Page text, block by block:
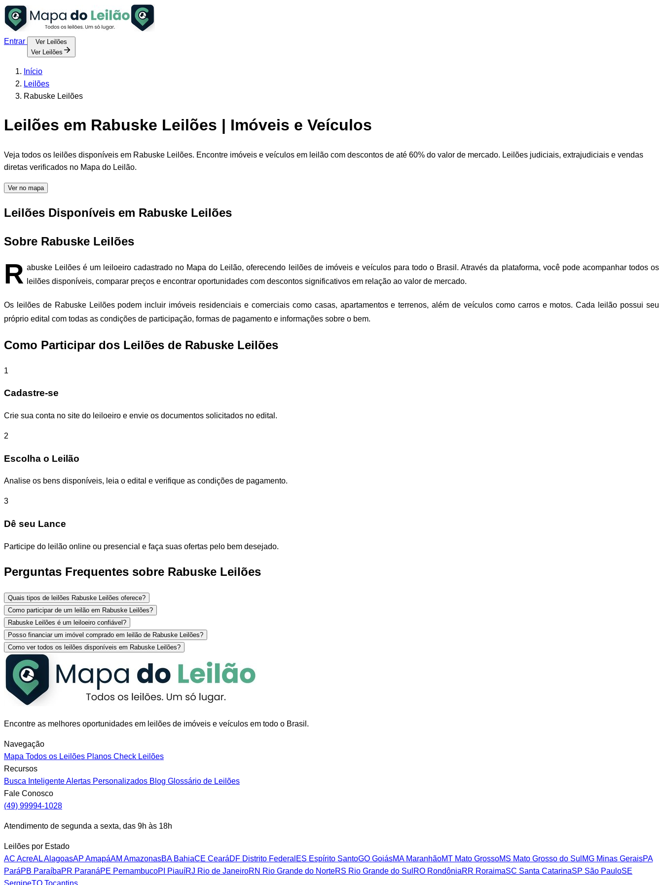
Entrar
Ver Leilões
Ver Leilões
Início
Leilões
Rabuske Leilões
Leilões em Rabuske Leilões | Imóveis e Veículos
Veja todos os leilões disponíveis em Rabuske Leilões. Encontre imóveis e veículos em leilão com descontos de até 60% do valor de mercado. Leilões judiciais, extrajudiciais e vendas
diretas verificados no Mapa do Leilão.
Ver no mapa
Leilões Disponíveis em Rabuske Leilões
Sobre Rabuske Leilões
R abuske Leilões é um leiloeiro cadastrado no Mapa do Leilão, oferecendo leilões de imóveis e veículos para todo o Brasil. Através da plataforma, você pode acompanhar todos os
leilões disponíveis, comparar preços e encontrar oportunidades com descontos significativos em relação ao valor de mercado.
Os leilões de Rabuske Leilões podem incluir imóveis residenciais e comerciais como casas, apartamentos e terrenos, além de veículos como carros e motos. Cada leilão possui seu
próprio edital com todas as condições de participação, formas de pagamento e informações sobre o bem.
Como Participar dos Leilões de Rabuske Leilões
1
Cadastre-se
Crie sua conta no site do leiloeiro e envie os documentos solicitados no edital.
2
Escolha o Leilão
Analise os bens disponíveis, leia o edital e verifique as condições de pagamento.
3
Dê seu Lance
Participe do leilão online ou presencial e faça suas ofertas pelo bem desejado.
Perguntas Frequentes sobre Rabuske Leilões
Quais tipos de leilões Rabuske Leilões oferece?
Como participar de um leilão em Rabuske Leilões?
Rabuske Leilões é um leiloeiro confiável?
Posso financiar um imóvel comprado em leilão de Rabuske Leilões?
Como ver todos os leilões disponíveis em Rabuske Leilões?
Encontre as melhores oportunidades em leilões de imóveis e veículos em todo o Brasil.
Navegação
Mapa Todos os Leilões Planos Check Leilões
Recursos
Busca InteligenteAlertas Personalizados Blog Glossário de Leilões
Fale Conosco
(49) 99994-1028
Atendimento de segunda a sexta, das 9h às 18h
Leilões por Estado
AC AcreALAlagoasAP AmapáAM AmazonasBABahiaCE CearáDF Distrito Federal ES Espírito SantoGO GoiásMAMaranhãoMT Mato GrossoMS Mato Grosso do Sul MG Minas GeraisPA
ParáPB ParaíbaPR ParanáPE PernambucoPI PiauíRJ Rio de JaneiroRN Rio Grande do NorteRS Rio Grande do Sul RO RondôniaRR RoraimaSC Santa CatarinaSP São PauloSE
SergipeTO Tocantins